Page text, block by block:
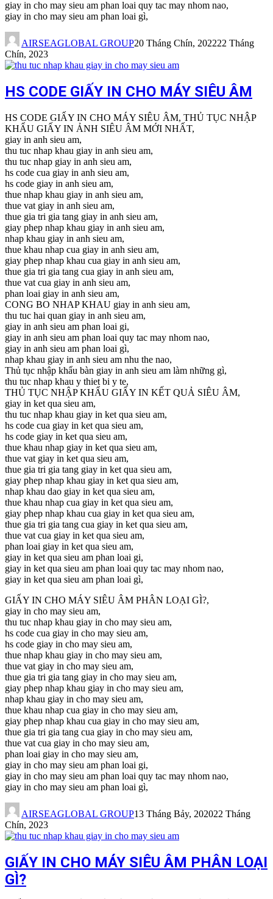
giay in cho may sieu am phan loai quy tac may nhom nao,
giay in cho may sieu am phan loai gì,
AIRSEAGLOBAL GROUP20 Tháng Chín, 202222 Tháng
Chín, 2023
HS CODE GIẤY IN CHO MÁY SIÊU ÂM
HS CODE GIẤY IN CHO MÁY SIÊU ÂM, THỦ TỤC NHẬP
KHẨU GIẤY IN ẢNH SIÊU ÂM MỚI NHẤT,
giay in anh sieu am,
thu tuc nhap khau giay in anh sieu am,
thu tuc nhap giay in anh sieu am,
hs code cua giay in anh sieu am,
hs code giay in anh sieu am,
thue nhap khau giay in anh sieu am,
thue vat giay in anh sieu am,
thue gia tri gia tang giay in anh sieu am,
giay phep nhap khau giay in anh sieu am,
nhap khau giay in anh sieu am,
thue khau nhap cua giay in anh sieu am,
giay phep nhap khau cua giay in anh sieu am,
thue gia tri gia tang cua giay in anh sieu am,
thue vat cua giay in anh sieu am,
phan loai giay in anh sieu am,
CONG BO NHAP KHAU giay in anh sieu am,
thu tuc hai quan giay in anh sieu am,
giay in anh sieu am phan loai gi,
giay in anh sieu am phan loai quy tac may nhom nao,
giay in anh sieu am phan loai gì,
nhap khau giay in anh sieu am nhu the nao,
Thủ tục nhập khẩu bàn giay in anh sieu am làm những gì,
thu tuc nhap khau y thiet bi y te,
THỦ TỤC NHẬP KHẨU GIẤY IN KẾT QUẢ SIÊU ÂM,
giay in ket qua sieu am,
thu tuc nhap khau giay in ket qua sieu am,
hs code cua giay in ket qua sieu am,
hs code giay in ket qua sieu am,
thue khau nhap giay in ket qua sieu am,
thue vat giay in ket qua sieu am,
thue gia tri gia tang giay in ket qua sieu am,
giay phep nhap khau giay in ket qua sieu am,
nhap khau dao giay in ket qua sieu am,
thue khau nhap cua giay in ket qua sieu am,
giay phep nhap khau cua giay in ket qua sieu am,
thue gia tri gia tang cua giay in ket qua sieu am,
thue vat cua giay in ket qua sieu am,
phan loai giay in ket qua sieu am,
giay in ket qua sieu am phan loai gi,
giay in ket qua sieu am phan loai quy tac may nhom nao,
giay in ket qua sieu am phan loai gì,
GIẤY IN CHO MÁY SIÊU ÂM PHÂN LOẠI GÌ?,
giay in cho may sieu am,
thu tuc nhap khau giay in cho may sieu am,
hs code cua giay in cho may sieu am,
hs code giay in cho may sieu am,
thue nhap khau giay in cho may sieu am,
thue vat giay in cho may sieu am,
thue gia tri gia tang giay in cho may sieu am,
giay phep nhap khau giay in cho may sieu am,
nhap khau giay in cho may sieu am,
thue khau nhap cua giay in cho may sieu am,
giay phep nhap khau cua giay in cho may sieu am,
thue gia tri gia tang cua giay in cho may sieu am,
thue vat cua giay in cho may sieu am,
phan loai giay in cho may sieu am,
giay in cho may sieu am phan loai gi,
giay in cho may sieu am phan loai quy tac may nhom nao,
giay in cho may sieu am phan loai gì,
AIRSEAGLOBAL GROUP13 Tháng Bảy, 202022 Tháng
Chín, 2023
GIẤY IN CHO MÁY SIÊU ÂM PHÂN LOẠI
GÌ?